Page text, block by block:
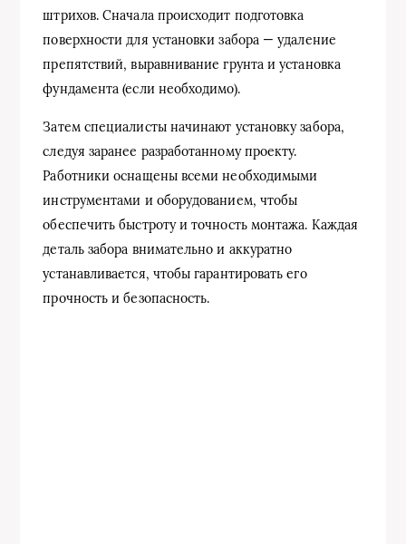
штрихов. Сначала происходит подготовка
поверхности для установки забора — удаление
препятствий, выравнивание грунта и установка
фундамента (если необходимо).
Затем специалисты начинают установку забора,
следуя заранее разработанному проекту.
Работники оснащены всеми необходимыми
инструментами и оборудованием, чтобы
обеспечить быстроту и точность монтажа. Каждая
деталь забора внимательно и аккуратно
устанавливается, чтобы гарантировать его
прочность и безопасность.